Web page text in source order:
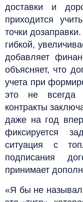
доставки и
приходится
точки
гибкой,
добавляет
объясняет, что
учета при
это не всегда
контракты
даже на год
фиксируется
ситуация с
подписания
принимает
«Я бы не